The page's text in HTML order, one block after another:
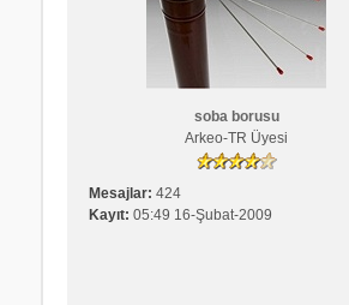
soba borusu
Arkeo-TR Üyesi
Mesajlar: 424
Kayıt: 05:49 16-Şubat-2009